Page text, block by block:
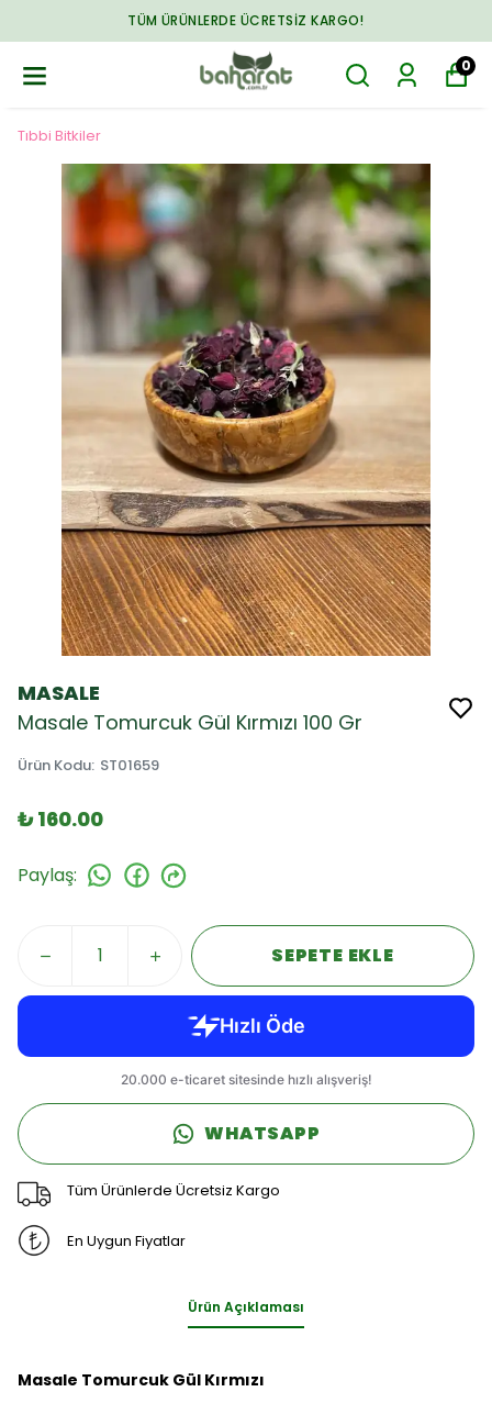
TÜM ÜRÜNLERDE ÜCRETSIZ KARGO!
0
Tıbbi Bitkiler
MASALE
Masale Tomurcuk Gül Kırmızı 100 Gr
Ürün Kodu: ST01659
₺ 160.00
Paylaş:
SEPETE EKLE
WHATSAPP
Tüm Ürünlerde Ücretsiz Kargo
En Uygun Fiyatlar
Ürün Açıklaması
Masale Tomurcuk Gül Kırmızı